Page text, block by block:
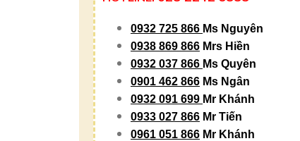
0932 725 866 Ms Nguyên
0938 869 866 Mrs Hiền
0932 037 866 Ms Quyên
0901 462 866 Ms Ngân
0932 091 699 Mr Khánh
0933 027 866 Mr Tiến
0961 051 866 Mr Khánh